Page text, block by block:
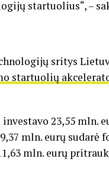
startuolius“, –
sritys
startuolių
23,55 mln.
mln. eurų sudarė
mln. eurų